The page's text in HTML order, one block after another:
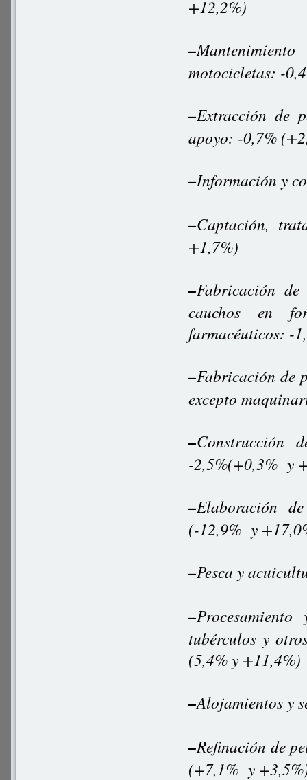
+12,2%)
–
motocicletas: -
–Extracción de
apoyo: -0,7%
–Información y
–Captación,
+1,7%)
–Fabricación
cauchos en
farmacéuticos: -
–Fabricación de
excepto
–Construcción
-2,5%(+0,3% y
–Elaboración
(-12,9% y
–Pesca y
–
tubérculos y
(5,4% y +11,4%)
–Alojamientos y
–Refinación de
(+7,1% y